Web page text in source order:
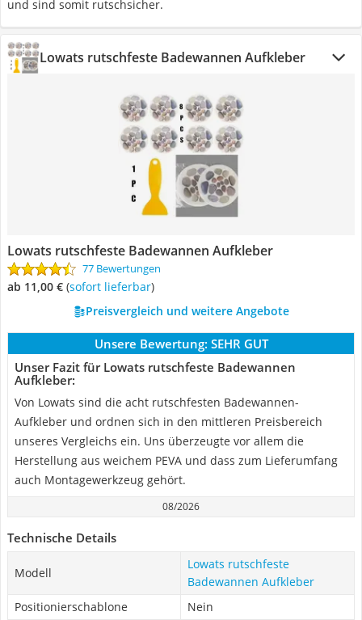
und sind somit rutschsicher.
Lowats rutschfeste Badewannen Aufkleber
Lowats rutschfeste Badewannen Aufkleber
77 Bewertungen
ab 11,00 € ( Sofort lieferbar)
Preisvergleich und weitere Angebote
Unsere Bewertung: SEHR GUT
Unser Fazit für Lowats rutschfeste Badewannen
Aufkleber:
Von Lowats sind die acht rutschfesten Badewannen-
Aufkleber und ordnen sich in den mittleren Preisbereich
unseres Vergleichs ein. Uns überzeugte vor allem die
Herstellung aus weichem PEVA und dass zum Lieferumfang
auch Montagewerkzeug gehört.
08/2026
Technische Details
Modell
Lowats rutschfeste
Badewannen Aufkleber
Positionierschablone
Nein